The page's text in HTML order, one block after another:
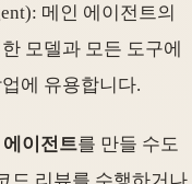
메인 에이전트의
모델과 모든 도구에
에 유용합니다.
이전트를 만들 수도